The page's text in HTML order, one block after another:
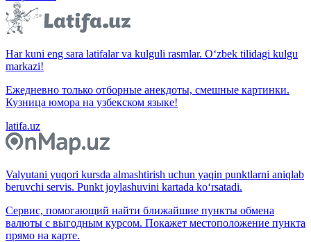
Har kuni eng sara latifalar va kulguli rasmlar. O‘zbek tilidagi kulgu
markazi!
Ежедневно только отборные анекдоты, смешные картинки.
Кузница юмора на узбекском языке!
latifa.uz
Valyutani yuqori kursda almashtirish uchun yaqin punktlarni aniqlab
beruvchi servis. Punkt joylashuvini kartada ko‘rsatadi.
Сервис, помогающий найти ближайшие пункты обмена
валюты с выгодным курсом. Покажет местоположение пункта
прямо на карте.